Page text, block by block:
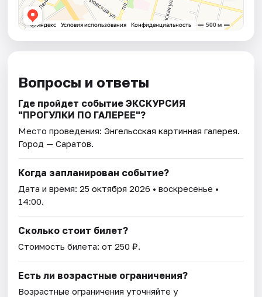
Вопросы и ответы
Где пройдет событие ЭКСКУРСИЯ
"ПРОГУЛКИ ПО ГАЛЕРЕЕ"?
Место проведения:Энгельсская картинная галерея.
Город — Саратов.
Когда запланирован событие?
Дата и время:25 октября 2026 • воскресенье •
14:00.
Сколько стоит билет?
Стоимость билета: от 250 ₽.
Есть ли возрастные ограничения?
Возрастные ограничения уточняйте у